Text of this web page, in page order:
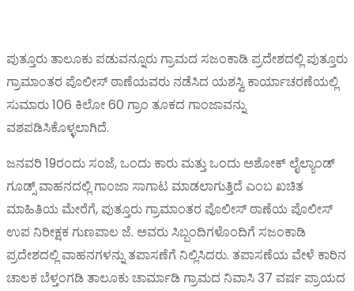
ಪುತ್ತೂರು ತಾಲೂಕು ಪಡುವನ್ನೂರು ಗ್ರಾಮದ ಸಜಂಕಾಡಿ ಪ್ರದೇಶದಲ್ಲಿ ಪುತ್ತೂರು
ಗ್ರಾಮಾಂತರ ಪೊಲೀಸ್ ಠಾಣೆಯವರು ನಡೆಸಿದ ಯಶಸ್ವಿ ಕಾರ್ಯಾಚರಣೆಯಲ್ಲಿ
ಸುಮಾರು 106 ಕಿಲೋ 60 ಗ್ರಾಂ ತೂಕದ ಗಾಂಜಾವನ್ನು
ವಶಪಡಿಸಿಕೊಳ್ಳಲಾಗಿದೆ.
ಜನವರಿ 19ರಂದು ಸಂಜೆ, ಒಂದು ಕಾರು ಮತ್ತು ಒಂದು ಅಶೋಕ್ ಲೈಲ್ಯಾಂಡ್
ಗೂಡ್ಸ್ ವಾಹನದಲ್ಲಿ ಗಾಂಜಾ ಸಾಗಾಟ ಮಾಡಲಾಗುತ್ತಿದೆ ಎಂಬ ಖಚಿತ
ಮಾಹಿತಿಯ ಮೇರೆಗೆ, ಪುತ್ತೂರು ಗ್ರಾಮಾಂತರ ಪೊಲೀಸ್ ಠಾಣೆಯ ಪೊಲೀಸ್
ಉಪ ನಿರೀಕ್ಷಕ ಗುಣಪಾಲ ಜೆ. ಅವರು ಸಿಬ್ಬಂದಿಗಳೊಂದಿಗೆ ಸಜಂಕಾಡಿ
ಪ್ರದೇಶದಲ್ಲಿ ವಾಹನಗಳನ್ನು ತಪಾಸಣೆಗೆ ನಿಲ್ಲಿಸಿದರು. ತಪಾಸಣೆಯ ವೇಳೆ ಕಾರಿನ
ಚಾಲಕ ಬೆಳ್ತಂಗಡಿ ತಾಲೂಕು ಚಾರ್ಮಾಡಿ ಗ್ರಾಮದ ನಿವಾಸಿ 37 ವರ್ಷ ಪ್ರಾಯದ